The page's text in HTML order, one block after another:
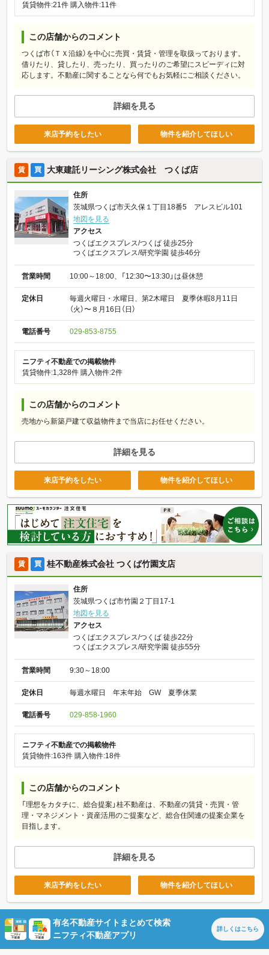
賃貸物件:21件 購入物件:11件
この店舗からのコメント
つくば市（ＴＸ沿線）を中心に売買・賃貸・管理を取扱っております。
借りたり、貸したり、売ったり、買ったりのご希望にスピーディに対
応します。不動産に関することなら何でもお気軽にご相談ください。
詳細を見る
来店予約をしたい 物件を紹介してほしい
賃 買 大東建託リーシング株式会社 つくば店
住所
茨城県つくば市天久保１丁目18番5 アレスビル101
地図を見る
アクセス
つくばエクスプレス/つくば 徒歩25分
つくばエクスプレス/研究学園 徒歩46分
営業時間 10:00～18:00、「12:30〜13:30」は昼休憩
定休日
毎週火曜日・水曜日、第2木曜日 夏季休暇8月11日
（火）〜８月16日（日）
電話番号 029-853-8755
ニフティ不動産での掲載物件
賃貸物件:1,328件 購入物件:2件
この店舗からのコメント
売地から新築戸建て収益物件まで当店にお任せください。
詳細を見る
来店予約をしたい 物件を紹介してほしい
賃 買 桂不動産株式会社 つくば竹園支店
住所
茨城県つくば市竹園２丁目17-1
地図を見る
アクセス
つくばエクスプレス/つくば 徒歩22分
つくばエクスプレス/研究学園 徒歩55分
営業時間 9:30～18:00
定休日 毎週水曜日 年末年始 GW 夏季休業
電話番号 029-858-1960
ニフティ不動産での掲載物件
賃貸物件:163件 購入物件:18件
この店舗からのコメント
「理想をカタチに、総合提案」桂不動産は、不動産の賃貸・売買・管
理・マネジメント・資産活用のご提案など、総合住関連の提案企業を
目指します。
詳細を見る
来店予約をしたい 物件を紹介してほしい
有名不動産サイトまとめて検索
ニフティ不動産アプリ
詳しくはこちら